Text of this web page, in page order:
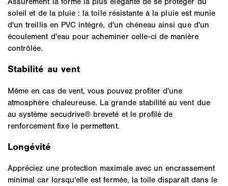
soleil et de la pluie : la toile résistante à la pluie est munie
d'un treillis en PVC intégré, d'un chéneau ainsi que d'un
écoulement d'eau pour acheminer celle-ci de manière
contrôlée.
Stabilité au vent
Même en cas de vent, vous pouvez profiter d'une
atmosphère chaleureuse. La grande stabilité au vent due
au système secudrive® breveté et le profilé de
renforcement fixe le permettent.
Longévité
Appréciez une protection maximale avec un encrassement
minimal car lorsqu'elle est fermée, la toile disparaît dans le